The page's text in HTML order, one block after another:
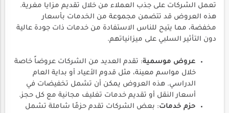
تعمل الشركات على جذب العملاء من خلال تقديم مزايا مغرية.
هذه العروض قد تتضمن مجموعة من الخدمات بأسعار
مخفضة، مما يتيح للناس الاستفادة من خدمات ذات جودة عالية
دون التأثير السلبي على ميزانياتهم.
عروض موسمية: تقدم العديد من الشركات عروضاً خاصة
خلال مواسم معينة، مثل قدوم الأعياد أو بداية العام
الدراسي. هذه العروض يمكن أن تشمل تخفيضات في
أسعار النقل أو تقديم خدمات تغليف مجانية مع كل حجز.
حزم خدمات: بعض الشركات تقدم حزمًا شاملة تشمل